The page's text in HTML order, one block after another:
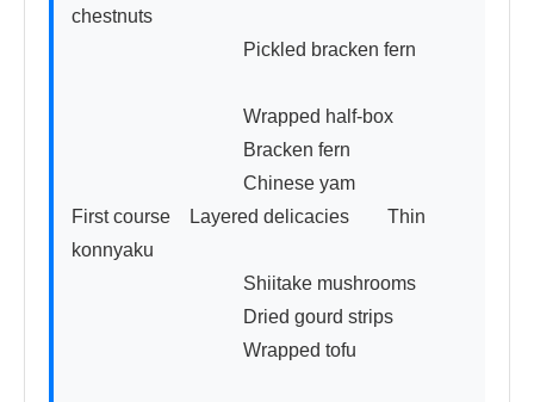
chestnuts
Pickled bracken fern
Wrapped half-box
Bracken fern
Chinese yam
First course　Layered delicacies　　Thin
konnyaku
Shiitake mushrooms
Dried gourd strips
Wrapped tofu